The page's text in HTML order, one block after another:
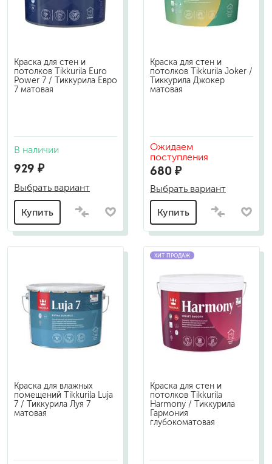
Краска для стен и
потолков Tikkurila Euro
Power 7 / Тиккурила Евро
7 матовая
В наличии
929 ₽
Выбрать вариант
Купить
Краска для стен и
потолков Tikkurila Joker /
Тиккурила Джокер
матовая
Ожидаем
поступления
680 ₽
Выбрать вариант
Купить
Краска для влажных
помещений Tikkurila Luja
7 / Тиккурила Луя 7
матовая
ХИТ ПРОДАЖ
Краска для стен и
потолков Tikkurila
Harmony / Тиккурила
Гармония
глубокоматовая